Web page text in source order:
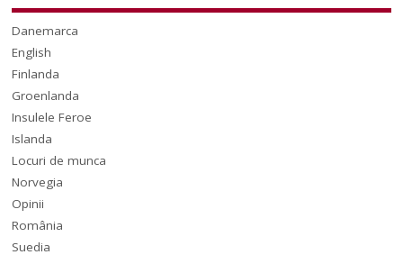
Danemarca
English
Finlanda
Groenlanda
Insulele Feroe
Islanda
Locuri de munca
Norvegia
Opinii
România
Suedia